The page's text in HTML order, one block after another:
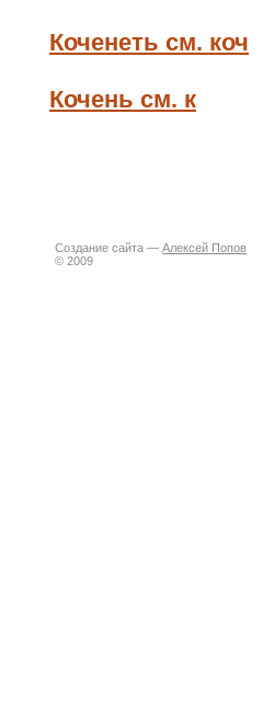
Коченеть см. коч
Кочень см. к
Создание сайта — Алексей Попов
© 2009